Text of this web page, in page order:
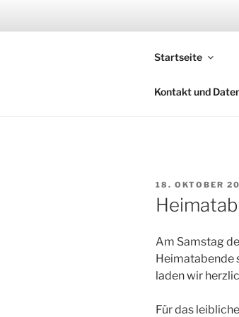
Startseite
Kontakt und
AM
18. OKTOBER
Am Samstag
Heimatabende
laden wir
Für das